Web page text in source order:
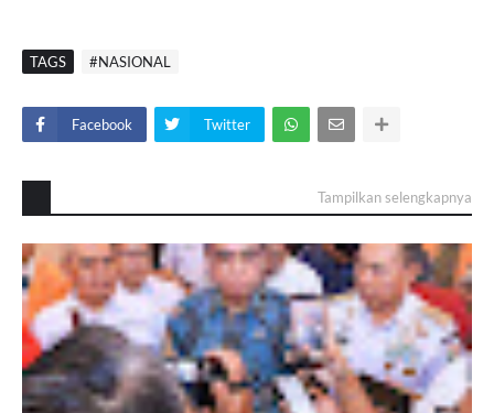
TAGS #NASIONAL
Facebook Twitter
Tampilkan selengkapnya